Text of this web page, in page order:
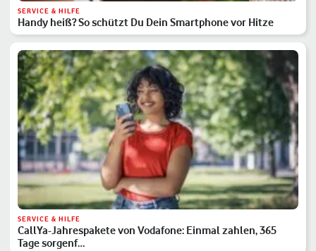
SERVICE & HILFE
Handy heiß? So schützt Du Dein Smartphone vor Hitze
SERVICE & HILFE
CallYa-Jahrespakete von Vodafone: Einmal zahlen, 365
Tage sorgenf…